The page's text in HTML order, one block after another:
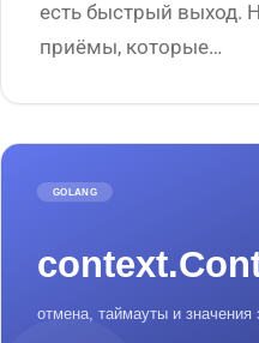
есть быстрый выход.
приёмы, которые…